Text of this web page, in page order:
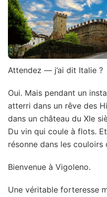
Attendez — j’ai dit Italie ?
Oui. Mais pendant un
atterri dans un rêve des
dans un château du XIe
Du vin qui coule à flots.
résonne dans les couloirs
Bienvenue à Vigoleno.
Une véritable forteresse